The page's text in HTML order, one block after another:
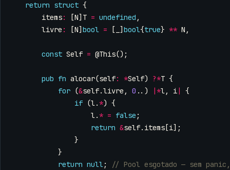
return struct {
items: [N] T = undefined ,
livre : [N] bool = [ ] bool{true} ** N ,
const Self = @This();
pub fn alocar(self: *Self) ?*T {
for (&self.livre , 0 ..) |*l, i|
{
if (l. *) {
l. * = false ;
return &self. items [i];
}
}
return null;